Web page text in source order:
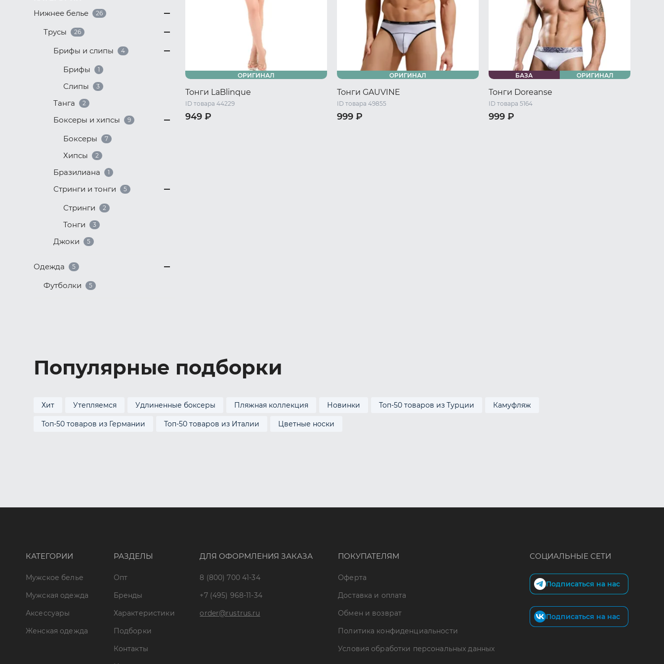
Нижнее белье
26
Трусы 26
Брифы и слипы 4
Брифы 1
Слипы 3
Танга 2
Боксеры и хипсы 9
Боксеры 7
Хипсы 2
Бразилиана 1
Стринги и тонги 5
Стринги 2
Тонги 3
Джоки 5
Одежда 5
Футболки 5
ОРИГИНАЛ
Тонги LaBlinque
ID товара 44229
949 ₽
ОРИГИНАЛ
Тонги GAUVINE
ID товара 49855
999 ₽
БАЗА ОРИГИНАЛ
Тонги Doreanse
ID товара 5164
999 ₽
Популярные подборки
Хит Утепляемся Удлиненные боксеры Пляжная коллекция Новинки Топ-50 товаров из Турции Камуфляж
Топ-50 товаров из Германии Топ-50 товаров из Италии Цветные носки
КАТЕГОРИИ
Мужское белье
Мужская одежда
Аксессуары
Женская одежда
РАЗДЕЛЫ
Опт
Бренды
Характеристики
Подборки
Контакты
ДЛЯ ОФОРМЛЕНИЯ ЗАКАЗА
8 (800) 700 41-34
+7 (495) 968-11-34
order@rustrus.ru
ПОКУПАТЕЛЯМ
Оферта
Доставка и оплата
Обмен и возврат
Политика конфиденциальности
Условия обработки персональных данных
СОЦИАЛЬНЫЕ СЕТИ
Подписаться на нас
Подписаться на нас